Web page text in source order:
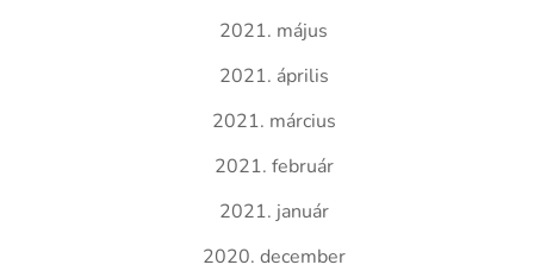
2021. május
2021. április
2021. március
2021. február
2021. január
2020. december